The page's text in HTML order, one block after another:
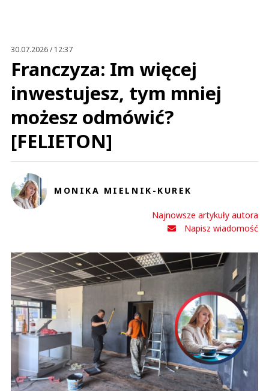
30.07.2026 / 12:37
Franczyza: Im więcej
inwestujesz, tym mniej
możesz odmówić?
[FELIETON]
MONIKA MIELNIK-KUREK
Najnowsze artykuły autora
Napisz wiadomość